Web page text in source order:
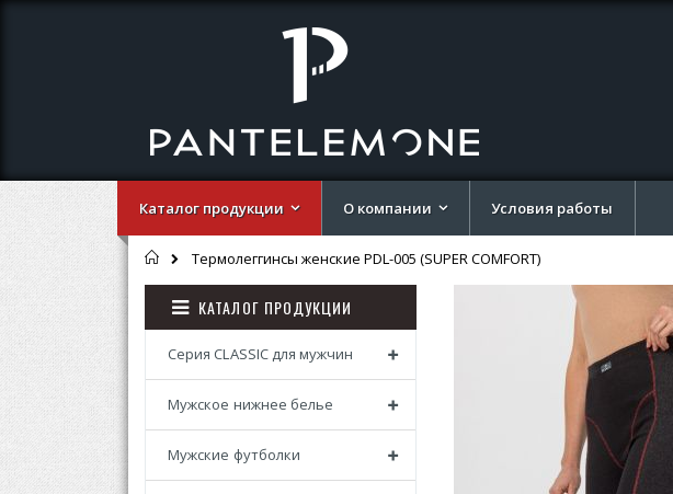
Каталог продукции О компании Условия работы
Главная
Термолеггинсы женские PDL-005 (SUPER COMFORT)
КАТАЛОГ ПРОДУКЦИИ
Серия CLASSIC для мужчин
Мужское нижнее белье
Мужские футболки